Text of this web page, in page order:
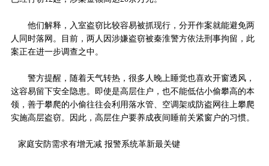
他们解释，入室盗窃比较容易被抓现行，分开作案就能避免两
人同时落网。目前，两人因涉嫌盗窃被秦淮警方依法刑事拘留，此
案正在进一步调查之中。
警方提醒，随着天气转热，很多人晚上睡觉也喜欢开窗透风，
这容易留下安全隐患。即使是高层住户，也不能低估小偷攀高的本
领，善于攀爬的小偷往往会利用落水管、空调架或防盗网往上攀爬
实施高层盗窃。因此，高层住户要养成夜间睡前关紧窗户的习惯。
家庭安防需求有增无减 报警系统革新最关键